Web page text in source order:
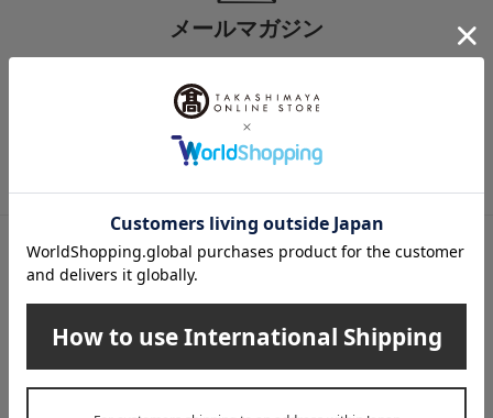
メールマガジン
ど、「高島屋オンラインストア」のお得＆うれしい情報をお届けい
高島屋オンラインストアLINE公式アカウントでは百貨店ならではの